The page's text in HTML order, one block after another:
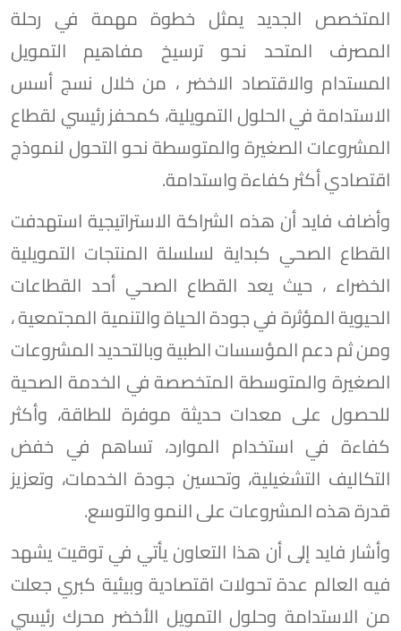
المتخصص الجديد يمثل خطوة مهمة في رحلة
المصرف المتحد نحو ترسيخ مفاهيم التمويل
المستدام والاقتصاد الاخضر ، من خلال نسج أسس
الاستدامة في الحلول التمويلية، كمحفز رئيسي لقطاع
المشروعات الصغيرة والمتوسطة نحو التحول لنموذج
اقتصادي أكثر كفاءة واستدامة.
وأضاف فايد أن هذه الشراكة الاستراتيجية استهدفت
القطاع الصحي كبداية لسلسلة المنتجات التمويلية
الخضراء ، حيث يعد القطاع الصحي أحد القطاعات
الحيوية المؤثرة في جودة الحياة والتنمية المجتمعية ،
ومن ثم دعم المؤسسات الطبية وبالتحديد المشروعات
الصغيرة والمتوسطة المتخصصة في الخدمة الصحية
للحصول على معدات حديثة موفرة للطاقة، وأكثر
كفاءة في استخدام الموارد، تساهم في خفض
التكاليف التشغيلية، وتحسين جودة الخدمات، وتعزيز
قدرة هذه المشروعات على النمو والتوسع.
وأشار فايد إلى أن هذا التعاون يأتي في توقيت يشهد
فيه العالم عدة تحولات اقتصادية وبيئية كبري جعلت
من الاستدامة وحلول التمويل الأخضر محرك رئيسي